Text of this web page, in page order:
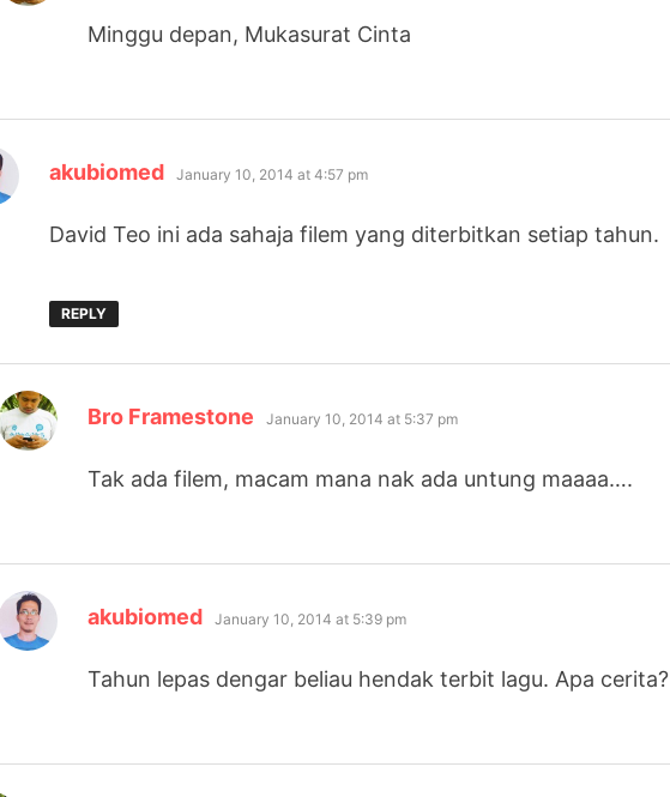
Minggu depan, Mukasurat Cinta
akubiomed says:
January 10, 2014 at 4:57 pm
David Teo ini ada sahaja filem yang diterbitkan setiap tahun.
REPLY
Bro Framestone says:
January 10, 2014 at 5:37 pm
Tak ada filem, macam mana nak ada untung maaaa….
akubiomed says:
January 10, 2014 at 5:39 pm
Tahun lepas dengar beliau hendak terbit lagu. Apa cerita?